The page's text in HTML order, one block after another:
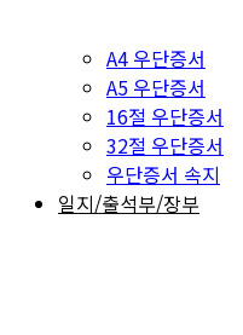
A4 우단증서
A5 우단증서
16절 우단증서
32절 우단증서
우단증서 속지
일지/출석부/장부